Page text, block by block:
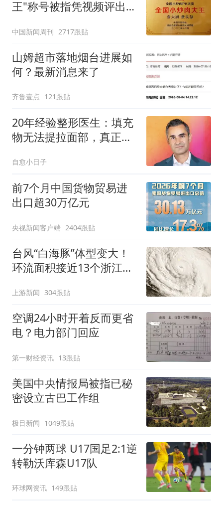
王"称号被指凭视频评出
中国新闻周刊 2717跟贴
山姆超市落地烟台进展如
何？最新消息来了
齐鲁壹点 121跟贴
20年经验整形医生：填充
物无法提拉面部，真正紧
自愈小日子
前7个月中国货物贸易进
出口超30万亿元
央视新闻客户端 2404跟贴
台风“白海豚”体型变大！
环流面积接近13个浙江那
上游新闻 304跟贴
空调24小时开着反而更省
电？电力部门回应
第一财经资讯 13跟贴
美国中央情报局被指已秘
密设立古巴工作组
极目新闻 1049跟贴
一分钟两球 U17国足2:1逆
转勒沃库森U17队
环球网资讯 149跟贴